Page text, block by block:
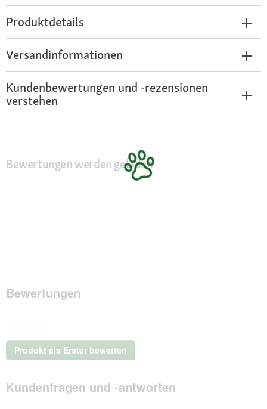
Produktdetails
Versandinformationen
Kundenbewertungen und -rezensionen
verstehen
Bewertungen werden geladen
Bewertungen
Kein
Beurteilungswert
Produkt als Erster bewerten
.
dieser
Aktion
Kundenfragen und -antworten